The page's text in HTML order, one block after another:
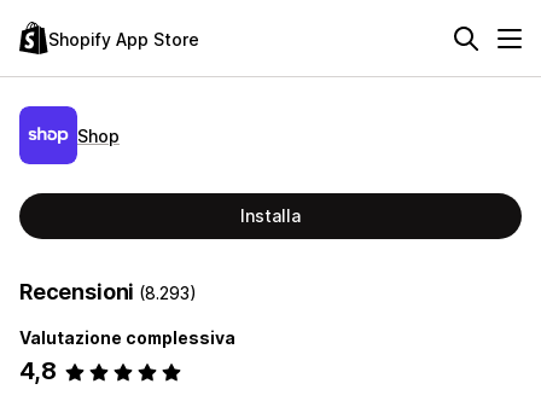
Shopify App Store
Shop
Installa
Recensioni (8.293)
Valutazione complessiva
4,8